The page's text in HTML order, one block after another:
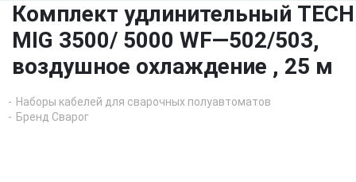
Комплект удлинительный TECH
MIG 3500/ 5000 WF—502/503,
воздушное охлаждение , 25 м
Наборы кабелей для сварочных полуавтоматов
Бренд Сварог